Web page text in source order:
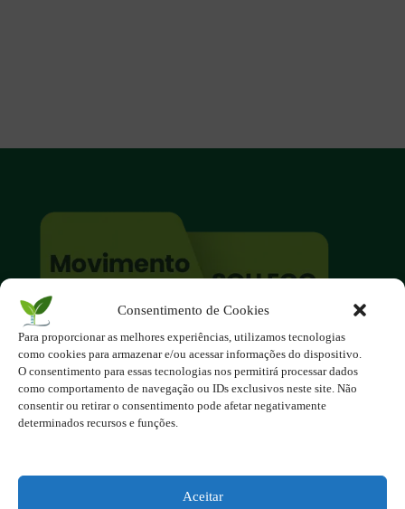
Consentimento de Cookies
Para proporcionar as melhores experiências, utilizamos tecnologias
como cookies para armazenar e/ou acessar informações do dispositivo.
O consentimento para essas tecnologias nos permitirá processar dados
como comportamento de navegação ou IDs exclusivos neste site. Não
consentir ou retirar o consentimento pode afetar negativamente
determinados recursos e funções.
Aceitar
O site é um movimento ambientalista!
Participe você também!
Podemos fazer muito
se nos unirmos!
Contato - contato@123ecos.com.br
Política de Privacidade